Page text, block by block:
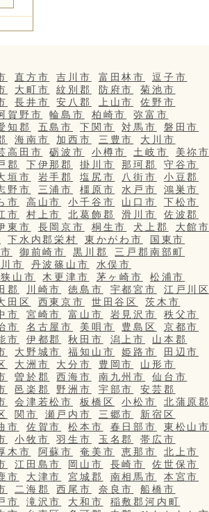
直方市 吉川市 富田林市
逗子市
大町市 紋別郡 防府市
菊池市
長井市 安八郡 上山市
佐野市
賀野市 輪島市 柏崎市
弥富市
知郡 五島市 下関市 対馬市
磐田市
海南市 加西市 三豊市
大川市
高田市 砺波市 小樽市 土岐市
美祢市
郡 下伊那郡 掛川市 那珂郡
守谷市
垣市 岩手郡 塩尻市 八街市
小豆郡
野市 三浦市 橿原市 水戸市
鴻巣市
市 高山市 小千谷市 山口市
下松市
市 村上市 北葛飾郡 滑川市
佐波郡
東市 長岡京市 桐生市 犬上郡
大館市
下水内郡栄村 東かがわ市
国東市
御前崎市 黒川郡
三戸郡南部町
市 丹波篠山市
水俣市
山市 木更津市 茅ヶ崎市
松浦市
郡 川崎市 徳島市 宇都宮市
江戸川区
田区 西東京市 世田谷区
茨木市
市 宮崎市 富山市 岩見沢市
秩父市
市 名古屋市 美唄市 豊島区
京都市
市 伊都郡 秋田市 潟上市
山本郡
大野城市 福知山市 姫路市
田辺市
大洲市 大分市 豊岡市
山形市
曽於郡 西海市 南九州市
仙台市
邑楽郡 野洲市 宇部市
安芸郡
会津若松市 板橋区 小松市
北蒲原郡
関市 瀬戸内市 三郷市
新宿区
市 佐賀市 松本市 春日部市
東松山市
小牧市 羽生市 玉名郡
帯広市
木市 阿蘇市 奄美市 恵那市
北上市
江田島市 岡山市 長崎市
佐世保市
市 大津市 宮城郡 南相馬市
本宮市
二海郡 西尾市 奈良市
船橋市
市 滝沢市 大和市
稲敷郡河内町